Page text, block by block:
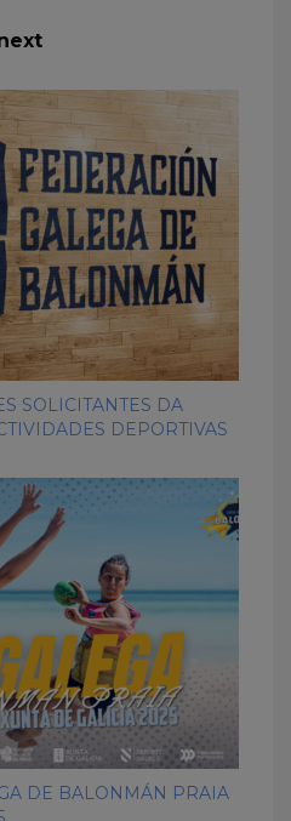
SOLICITANTES DA
DEPORTIVAS
DE BALONMÁN PRAIA